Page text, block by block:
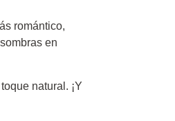
romántico,
en
natural. ¡Y